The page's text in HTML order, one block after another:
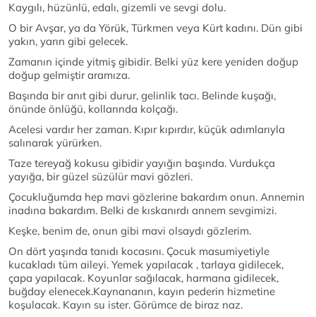
Kaygılı, hüzünlü, edalı, gizemli ve sevgi dolu.
O bir Avşar, ya da Yörük, Türkmen veya Kürt kadını. Dün gibi
yakın, yarın gibi gelecek.
Zamanın içinde yitmiş gibidir. Belki yüz kere yeniden doğup
doğup gelmiştir aramıza.
Başında bir anıt gibi durur, gelinlik tacı. Belinde kuşağı,
önünde önlüğü, kollarında kolçağı.
Acelesi vardır her zaman. Kıpır kıpırdır, küçük adımlarıyla
salınarak yürürken.
Taze tereyağ kokusu gibidir yayığın başında. Vurdukça
yayığa, bir güzel süzülür mavi gözleri.
Çocukluğumda hep mavi gözlerine bakardım onun. Annemin
inadına bakardım. Belki de kıskanırdı annem sevgimizi.
Keşke, benim de, onun gibi mavi olsaydı gözlerim.
On dört yaşında tanıdı kocasını. Çocuk masumiyetiyle
kucakladı tüm aileyi. Yemek yapılacak , tarlaya gidilecek,
çapa yapılacak. Koyunlar sağılacak, harmana gidilecek,
buğday elenecek.Kaynananın, kayın pederin hizmetine
koşulacak. Kayın su ister. Görümce de biraz naz.